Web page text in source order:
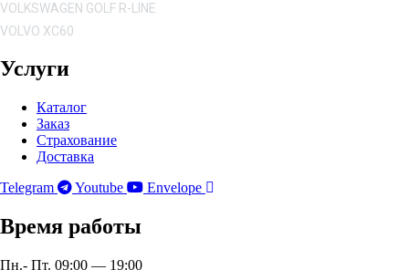
VOLKSWAGEN GOLF R-LINE
VOLVO XC60
Услуги
Каталог
Заказ
Страхование
Доставка
Telegram
Youtube Envelope
Время работы
Пн.- Пт. 09:00 — 19:00